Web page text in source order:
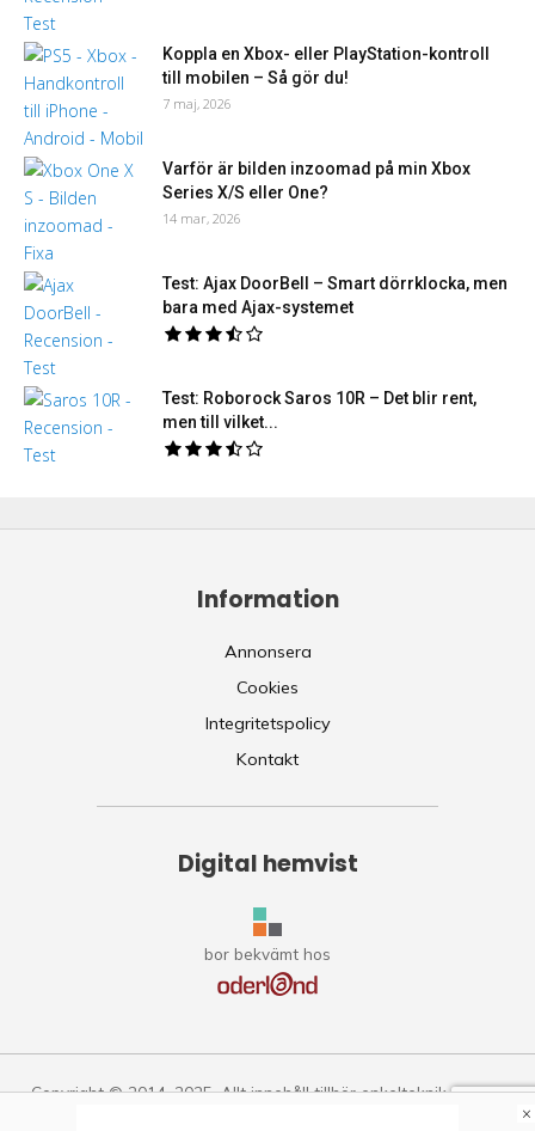
Koppla en Xbox- eller PlayStation-kontroll
till mobilen – Så gör du!
7 maj, 2026
Varför är bilden inzoomad på min Xbox
Series X/S eller One?
14 mar, 2026
Test: Ajax DoorBell – Smart dörrklocka, men
bara med Ajax-systemet
Test: Roborock Saros 10R – Det blir rent,
men till vilket...
Information
Annonsera
Cookies
Integritetspolicy
Kontakt
Digital hemvist
bor bekvämt hos
Copyright © 2014–2025. Allt innehåll tillhör enkelteknik.se.
×